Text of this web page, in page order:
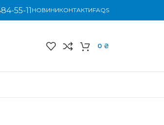
55-11 НОВИНИКОНТАКТИFAQS
0 ₴